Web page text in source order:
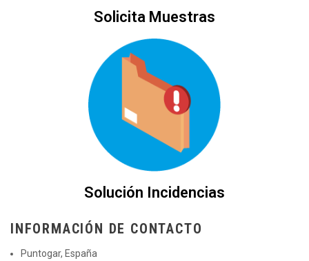
Solicita Muestras
Solución Incidencias
INFORMACIÓN DE CONTACTO
Puntogar, España